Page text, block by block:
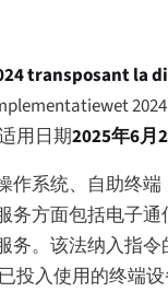
transposant la
2024
用日期2025年6月
系统、自助终
方面包括电子
。该法纳入指
投入使用的终端